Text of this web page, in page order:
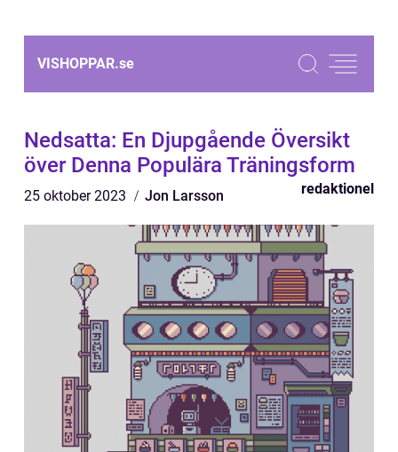
VISHOPPAR.se
Nedsatta: En Djupgående Översikt
över Denna Populära Träningsform
25 oktober 2023 Jon Larsson redaktionel